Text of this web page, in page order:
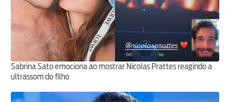
Sabrina Sato emociona ao mostrar Nicolas Prattes reagindo a
ultrassom do filho